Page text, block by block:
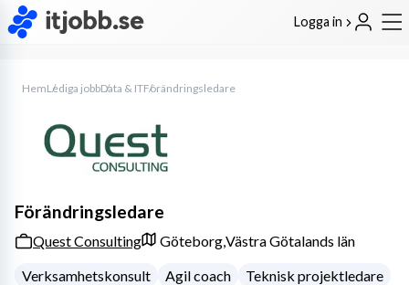
Logga in
HemLediga jobbData & ITFörändringsledare
Förändringsledare
Quest Consulting Göteborg,Västra Götalands län
Verksamhetskonsult
Agil coach
Teknisk projektledare